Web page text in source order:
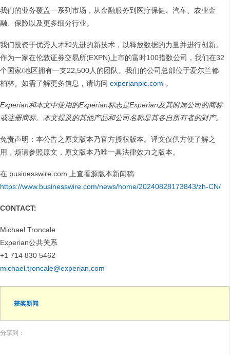
我们的业务覆盖一系列市场，从金融服务到医疗保健、汽车、农业金
融、保险以及更多细分行业。
我们投资于优秀人才和先进的新技术，以释放数据的力量并进行创新。
作为一家在伦敦证券交易所(EXPN)上市的富时100指数公司，我们在32
个国家/地区拥有一支22,500人的团队。我们的公司总部位于爱尔兰都
柏林。如需了解更多信息，请访问 experianplc.com 。
Experian和本文中使用的Experian标志是Experian及其附属公司的商标
或注册商标。本文提及的其他产品和公司名称是其各自所有者的财产。
免责声明：本公告之原文版本乃官方授权版本。译文仅供方便了解之
用，烦请参照原文，原文版本乃唯一具法律效力之版本。
在 businesswire.com 上查看源版本新闻稿:
https://www.businesswire.com/news/home/20240828173843/zh-CN/
CONTACT:
Michael Troncale
Experian公共关系
+1 714 830 5462
michael.troncale@experian.com
获奖新闻
分享到：